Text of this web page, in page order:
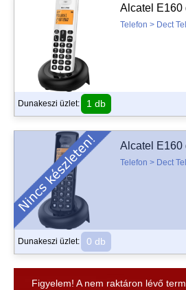
Alcatel E160
Telefon > Dect
Dunakeszi üzlet: 1 db
Alcatel E160
Telefon > Dect
Dunakeszi üzlet: 0 db
Figyelem! A nem raktáron lévő